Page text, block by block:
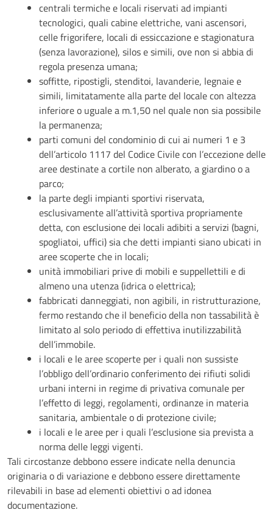
centrali termiche e locali riservati ad impianti
tecnologici, quali cabine elettriche, vani ascensori,
celle frigorifere, locali di essiccazione e stagionatura
(senza lavorazione), silos e simili, ove non si abbia di
regola presenza umana;
soffitte, ripostigli, stenditoi, lavanderie, legnaie e
simili, limitatamente alla parte del locale con altezza
inferiore o uguale a m.1,50 nel quale non sia possibile
la permanenza;
parti comuni del condominio di cui ai numeri 1 e 3
dell’articolo 1117 del Codice Civile con l’eccezione delle
aree destinate a cortile non alberato, a giardino o a
parco;
la parte degli impianti sportivi riservata,
esclusivamente all’attività sportiva propriamente
detta, con esclusione dei locali adibiti a servizi (bagni,
spogliatoi, uffici) sia che detti impianti siano ubicati in
aree scoperte che in locali;
unità immobiliari prive di mobili e suppellettili e di
almeno una utenza (idrica o elettrica);
fabbricati danneggiati, non agibili, in ristrutturazione,
fermo restando che il beneficio della non tassabilità è
limitato al solo periodo di effettiva inutilizzabilità
dell’immobile.
i locali e le aree scoperte per i quali non sussiste
l’obbligo dell’ordinario conferimento dei rifiuti solidi
urbani interni in regime di privativa comunale per
l’effetto di leggi, regolamenti, ordinanze in materia
sanitaria, ambientale o di protezione civile;
i locali e le aree per i quali l’esclusione sia prevista a
norma delle leggi vigenti.
Tali circostanze debbono essere indicate nella denuncia
originaria o di variazione e debbono essere direttamente
rilevabili in base ad elementi obiettivi o ad idonea
documentazione.